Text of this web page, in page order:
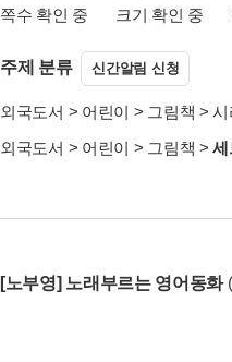
쪽수 확인 중 크기 확인 중
주제 분류 신간알림 신청
외국도서 > 어린이 > 그림책 >시
외국도서 > 어린이 > 그림책 >세
[노부영] 노래부르는 영어동화